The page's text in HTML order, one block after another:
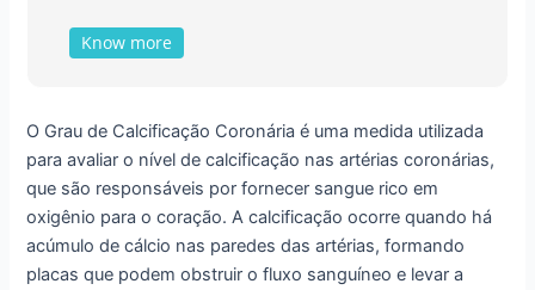
Know more
O Grau de Calcificação Coronária é uma medida utilizada
para avaliar o nível de calcificação nas artérias coronárias,
que são responsáveis por fornecer sangue rico em
oxigênio para o coração. A calcificação ocorre quando há
acúmulo de cálcio nas paredes das artérias, formando
placas que podem obstruir o fluxo sanguíneo e levar a